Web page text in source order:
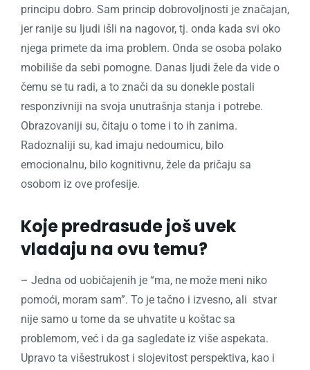
principu dobro. Sam princip dobrovoljnosti je značajan,
jer ranije su ljudi išli na nagovor, tj. onda kada svi oko
njega primete da ima problem. Onda se osoba polako
mobiliše da sebi pomogne. Danas ljudi žele da vide o
čemu se tu radi, a to znači da su donekle postali
responzivniji na svoja unutrašnja stanja i potrebe.
Obrazovaniji su, čitaju o tome i to ih zanima.
Radoznaliji su, kad imaju nedoumicu, bilo
emocionalnu, bilo kognitivnu, žele da pričaju sa
osobom iz ove profesije.
Koje predrasude još uvek
vladaju na ovu temu?
– Jedna od uobičajenih je “ma, ne može meni niko
pomoći, moram sam”. To je tačno i izvesno, ali stvar
nije samo u tome da se uhvatite u koštac sa
problemom, već i da ga sagledate iz više aspekata.
Upravo ta višestrukost i slojevitost perspektiva, kao i